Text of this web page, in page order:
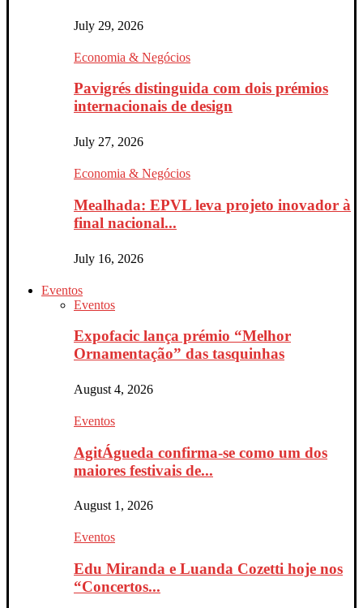
July 29, 2026
Economia & Negócios
Pavigrés distinguida com dois prémios
internacionais de design
July 27, 2026
Economia & Negócios
Mealhada: EPVL leva projeto inovador à
final nacional...
July 16, 2026
Eventos
Eventos
Expofacic lança prémio “Melhor
Ornamentação” das tasquinhas
August 4, 2026
Eventos
AgitÁgueda confirma-se como um dos
maiores festivais de...
August 1, 2026
Eventos
Edu Miranda e Luanda Cozetti hoje nos
“Concertos...